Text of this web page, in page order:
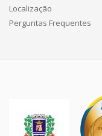
Localização
Perguntas Frequentes